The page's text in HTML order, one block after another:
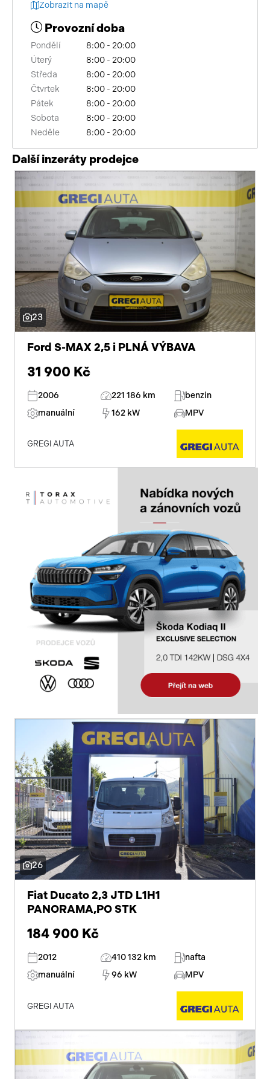
Zobrazit na mapě
Provozní doba
Pondělí
8:00 - 20:00
Úterý
8:00 - 20:00
Středa
8:00 - 20:00
Čtvrtek
8:00 - 20:00
Pátek
8:00 - 20:00
Sobota
8:00 - 20:00
Neděle
8:00 - 20:00
Další inzeráty prodejce
23
Ford S-MAX 2,5 i PLNÁ VÝBAVA
31 900 Kč
2006 221 186 km
benzin
manuální
162 kW MPV
GREGI AUTA
26
Fiat Ducato 2,3 JTD L1H1
PANORAMA,PO STK
184 900 Kč
2012 410 132 km
nafta
manuální
96 kW MPV
GREGI AUTA